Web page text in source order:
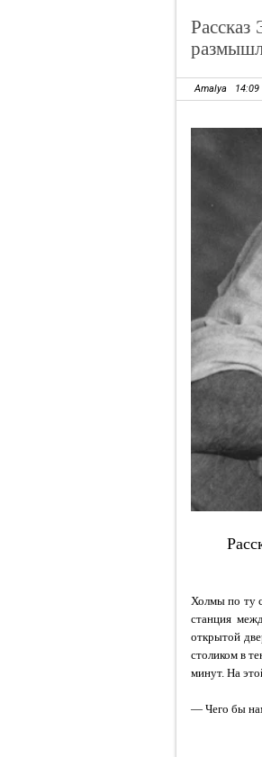
Amalya 14:09
Холмы по ту
станция
открытой
столиком в
минут. На
— Чего бы